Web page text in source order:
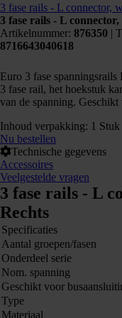
3 fase rails - L connector,
3 fase rails - L
Artikelnummer: 876350 |
8716643040618
Euro 3 fase
3 fase rail, het hoekstuk
van de spanning.
Inhoud verpakking: 1
Nu bestellen
Technische gegevens
Accessoires
Veelgestelde vragen
3 fase rails - L
Rechts
Specificaties
Aantal groepen/fasen
Onderdeel serie
Nom. spanning
Geschikt voor
Type
Materiaal